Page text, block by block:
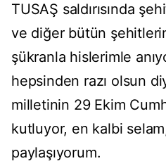
TUSAŞ saldırısında
ve diğer bütün
şükranla hislerimle
hepsinden razı olsun
milletinin 29 Ekim
kutluyor, en kalbi
paylaşıyorum.